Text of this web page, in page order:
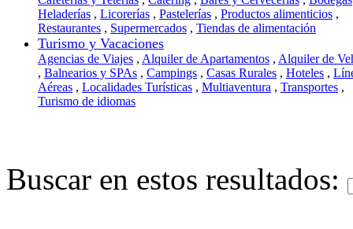
Heladerías , Licorerías , Pastelerías , Productos alimenticios ,
Restaurantes , Supermercados , Tiendas de alimentación
Turismo y Vacaciones
Agencias de Viajes , Alquiler de Apartamentos , Alquiler de
, Balnearios y SPAs , Campings , Casas Rurales , Hoteles ,
Aéreas , Localidades Turísticas , Multiaventura , Transportes ,
Turismo de idiomas
Buscar en estos resultados: